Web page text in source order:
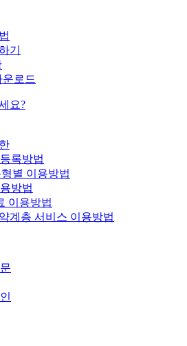
기
로드
요?
록방법
별 이용방법
방법
이용방법
계층 서비스 이용방법